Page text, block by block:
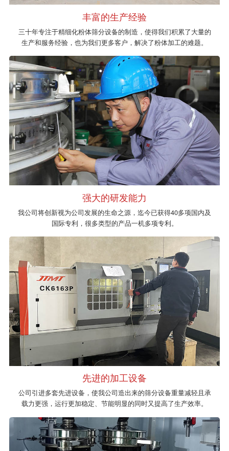
丰富的生产经验
三十年专注于精细化粉体筛分设备的制造，使得我们积累了大量的
生产和服务经验，也为我们更多客户，解决了粉体加工的难题。
强大的研发能力
我公司将创新视为公司发展的生命之源，迄今已获得40多项国内及
国际专利，很多类型的产品一机多项专利。
先进的加工设备
公司引进多套先进设备，使我公司造出来的筛分设备重量减轻且承
载力更强，运行更加稳定、节能明显的同时又提高了生产效率。